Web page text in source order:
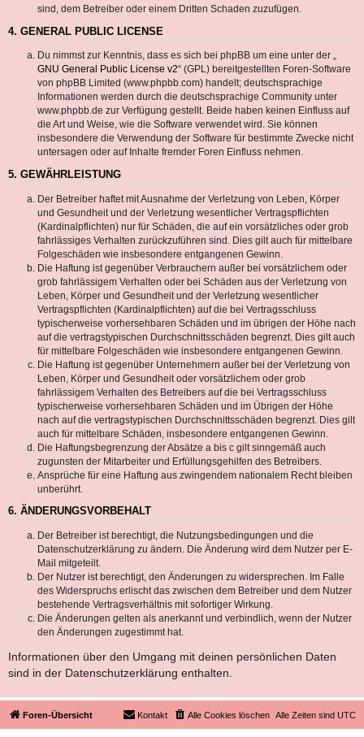
sind, dem Betreiber oder einem Dritten Schaden zuzufügen.
4. GENERAL PUBLIC LICENSE
Du nimmst zur Kenntnis, dass es sich bei phpBB um eine unter der „
GNU General Public License v2“ (GPL) bereitgestellten Foren-Software
von phpBB Limited (www.phpbb.com) handelt; deutschsprachige
Informationen werden durch die deutschsprachige Community unter
www.phpbb.de zur Verfügung gestellt. Beide haben keinen Einfluss auf
die Art und Weise, wie die Software verwendet wird. Sie können
insbesondere die Verwendung der Software für bestimmte Zwecke nicht
untersagen oder auf Inhalte fremder Foren Einfluss nehmen.
5. GEWÄHRLEISTUNG
Der Betreiber haftet mit Ausnahme der Verletzung von Leben, Körper
und Gesundheit und der Verletzung wesentlicher Vertragspflichten
(Kardinalpflichten) nur für Schäden, die auf ein vorsätzliches oder grob
fahrlässiges Verhalten zurückzuführen sind. Dies gilt auch für mittelbare
Folgeschäden wie insbesondere entgangenen Gewinn.
Die Haftung ist gegenüber Verbrauchern außer bei vorsätzlichem oder
grob fahrlässigem Verhalten oder bei Schäden aus der Verletzung von
Leben, Körper und Gesundheit und der Verletzung wesentlicher
Vertragspflichten (Kardinalpflichten) auf die bei Vertragsschluss
typischerweise vorhersehbaren Schäden und im übrigen der Höhe nach
auf die vertragstypischen Durchschnittsschäden begrenzt. Dies gilt auch
für mittelbare Folgeschäden wie insbesondere entgangenen Gewinn.
Die Haftung ist gegenüber Unternehmern außer bei der Verletzung von
Leben, Körper und Gesundheit oder vorsätzlichem oder grob
fahrlässigem Verhalten des Betreibers auf die bei Vertragsschluss
typischerweise vorhersehbaren Schäden und im Übrigen der Höhe
nach auf die vertragstypischen Durchschnittsschäden begrenzt. Dies gilt
auch für mittelbare Schäden, insbesondere entgangenen Gewinn.
Die Haftungsbegrenzung der Absätze a bis c gilt sinngemäß auch
zugunsten der Mitarbeiter und Erfüllungsgehilfen des Betreibers.
Ansprüche für eine Haftung aus zwingendem nationalem Recht bleiben
unberührt.
6. ÄNDERUNGSVORBEHALT
Der Betreiber ist berechtigt, die Nutzungsbedingungen und die
Datenschutzerklärung zu ändern. Die Änderung wird dem Nutzer per E-
Mail mitgeteilt.
Der Nutzer ist berechtigt, den Änderungen zu widersprechen. Im Falle
des Widerspruchs erlischt das zwischen dem Betreiber und dem Nutzer
bestehende Vertragsverhältnis mit sofortiger Wirkung.
Die Änderungen gelten als anerkannt und verbindlich, wenn der Nutzer
den Änderungen zugestimmt hat.
Informationen über den Umgang mit deinen persönlichen Daten
sind in der Datenschutzerklärung enthalten.
Foren-Übersicht Alle Zeiten sind UTC
Alle Cookies löschen
Kontakt